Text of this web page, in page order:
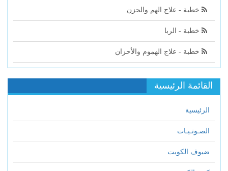
خطبة - علاج الهم والحزن
خطبة - الربا
خطبة - علاج الهموم والأحزان
القائمة الرئيسية
الرئيسية
الصـوتـيـات
ضيوف الكويت